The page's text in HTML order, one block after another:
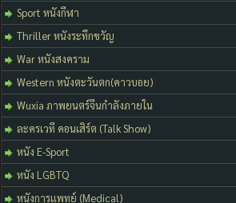
Sport หนังกีฬา
Thriller หนังระทึกขวัญ
War หนังสงคราม
Western หนังตะวันตก(คาวบอย)
Wuxia ภาพยนตร์จีนกำลังภายใน
ละครเวที คอนเสิร์ต (Talk Show)
หนัง E-Sport
หนัง LGBTQ
หนังการแพทย์ (Medical)